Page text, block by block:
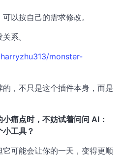
以按自己的需求修改。
系。
monster-
，不只是这个插件本身，而是
痛点时，不妨试着问问 AI：
工具？
可能会让你的一天，变得更顺